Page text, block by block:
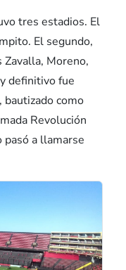
tres estadios. El
El segundo,
Moreno,
definitivo fue
como
Revolución
a llamarse